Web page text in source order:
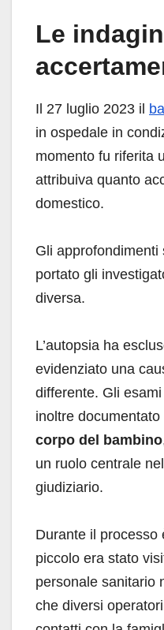
Le
Il 27 luglio 2023 il
in ospedale in
momento fu riferita
attribuiva quanto
domestico.
Gli
portato gli
diversa.
L’autopsia ha
evidenziato una
differente. Gli
inoltre documentato
corpo del bambino
un ruolo centrale
giudiziario.
Durante il processo
piccolo era stato
personale sanitario
che diversi